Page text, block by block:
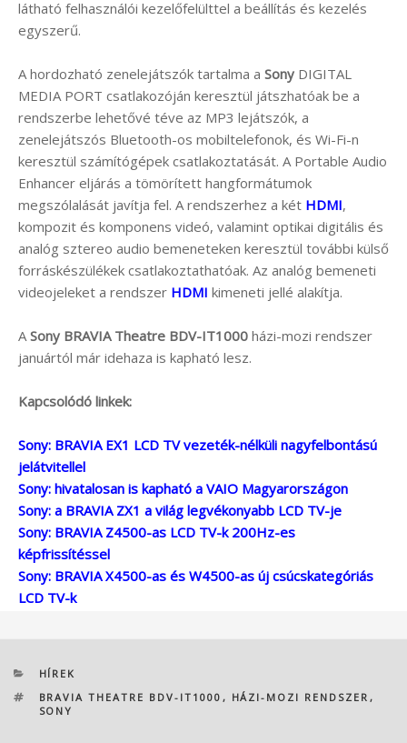
látható felhasználói kezelőfelülttel a beállítás és kezelés
egyszerű.
A hordozható zenelejátszók tartalma a Sony DIGITAL
MEDIA PORT csatlakozóján keresztül játszhatóak be a
rendszerbe lehetővé téve az MP3 lejátszók, a
zenelejátszós Bluetooth-os mobiltelefonok, és Wi-Fi-n
keresztül számítógépek csatlakoztatását. A Portable Audio
Enhancer eljárás a tömörített hangformátumok
megszólalását javítja fel. A rendszerhez a két HDMI,
kompozit és komponens videó, valamint optikai digitális és
analóg sztereo audio bemeneteken keresztül további külső
forráskészülékek csatlakoztathatóak. Az analóg bemeneti
videojeleket a rendszer HDMI kimeneti jellé alakítja.
A Sony BRAVIA Theatre BDV-IT1000 házi-mozi rendszer
januártól már idehaza is kapható lesz.
Kapcsolódó linkek:
Sony: BRAVIA EX1 LCD TV vezeték-nélküli nagyfelbontású
jelátvitellel
Sony: hivatalosan is kapható a VAIO Magyarországon
Sony: a BRAVIA ZX1 a világ legvékonyabb LCD TV-je
Sony: BRAVIA Z4500-as LCD TV-k 200Hz-es
képfrissítéssel
Sony: BRAVIA X4500-as és W4500-as új csúcskategóriás
LCD TV-k
KATEGÓRIÁK
HÍREK
CÍMKÉK
BRAVIA THEATRE BDV-IT1000 , HÁZI-MOZI RENDSZER ,
SONY